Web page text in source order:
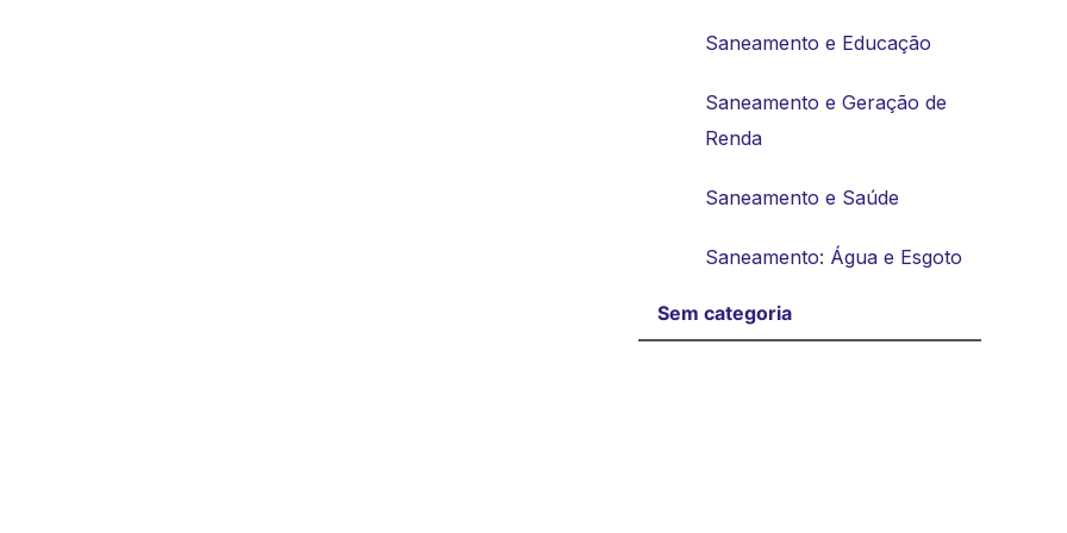
Saneamento e Educação
Saneamento e Geração de
Renda
Saneamento e Saúde
Saneamento: Água e Esgoto
Sem categoria